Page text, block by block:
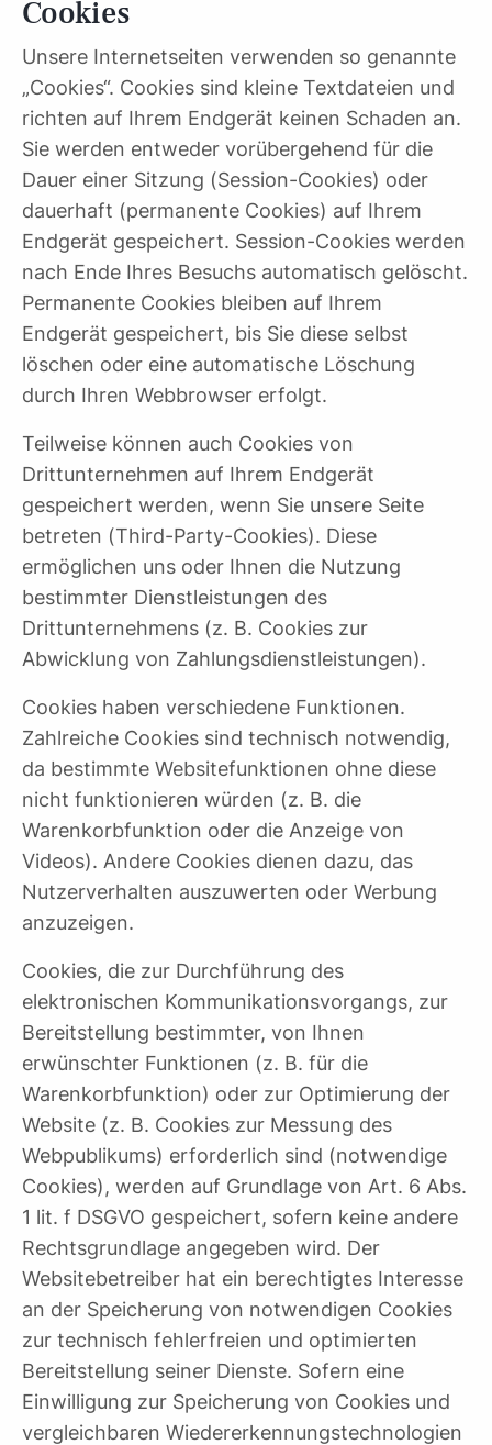
Cookies
Unsere Internetseiten verwenden so genannte
„Cookies“. Cookies sind kleine Textdateien und
richten auf Ihrem Endgerät keinen Schaden an.
Sie werden entweder vorübergehend für die
Dauer einer Sitzung (Session-Cookies) oder
dauerhaft (permanente Cookies) auf Ihrem
Endgerät gespeichert. Session-Cookies werden
nach Ende Ihres Besuchs automatisch gelöscht.
Permanente Cookies bleiben auf Ihrem
Endgerät gespeichert, bis Sie diese selbst
löschen oder eine automatische Löschung
durch Ihren Webbrowser erfolgt.
Teilweise können auch Cookies von
Drittunternehmen auf Ihrem Endgerät
gespeichert werden, wenn Sie unsere Seite
betreten (Third-Party-Cookies). Diese
ermöglichen uns oder Ihnen die Nutzung
bestimmter Dienstleistungen des
Drittunternehmens (z. B. Cookies zur
Abwicklung von Zahlungsdienstleistungen).
Cookies haben verschiedene Funktionen.
Zahlreiche Cookies sind technisch notwendig,
da bestimmte Websitefunktionen ohne diese
nicht funktionieren würden (z. B. die
Warenkorbfunktion oder die Anzeige von
Videos). Andere Cookies dienen dazu, das
Nutzerverhalten auszuwerten oder Werbung
anzuzeigen.
Cookies, die zur Durchführung des
elektronischen Kommunikationsvorgangs, zur
Bereitstellung bestimmter, von Ihnen
erwünschter Funktionen (z. B. für die
Warenkorbfunktion) oder zur Optimierung der
Website (z. B. Cookies zur Messung des
Webpublikums) erforderlich sind (notwendige
Cookies), werden auf Grundlage von Art. 6 Abs.
1 lit. f DSGVO gespeichert, sofern keine andere
Rechtsgrundlage angegeben wird. Der
Websitebetreiber hat ein berechtigtes Interesse
an der Speicherung von notwendigen Cookies
zur technisch fehlerfreien und optimierten
Bereitstellung seiner Dienste. Sofern eine
Einwilligung zur Speicherung von Cookies und
vergleichbaren Wiedererkennungstechnologien